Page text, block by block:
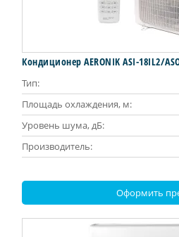
Кондиционер AERONIK ASI-18IL2/
Тип:
Площадь охлаждения, м:
Уровень шума, дБ:
Производитель:
Оформить